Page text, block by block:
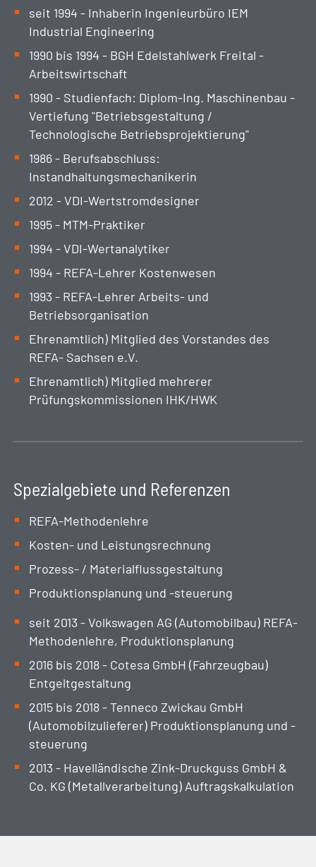
seit 1994 - Inhaberin Ingenieurbüro IEM
Industrial Engineering
1990 bis 1994 - BGH Edelstahlwerk Freital -
Arbeitswirtschaft
1990 - Studienfach: Diplom-Ing. Maschinenbau -
Vertiefung "Betriebsgestaltung /
Technologische Betriebsprojektierung"
1986 - Berufsabschluss:
Instandhaltungsmechanikerin
2012 - VDI-Wertstromdesigner
1995 - MTM-Praktiker
1994 - VDI-Wertanalytiker
1994 - REFA-Lehrer Kostenwesen
1993 - REFA-Lehrer Arbeits- und
Betriebsorganisation
Ehrenamtlich) Mitglied des Vorstandes des
REFA- Sachsen e.V.
Ehrenamtlich) Mitglied mehrerer
Prüfungskommissionen IHK/HWK
Spezialgebiete und Referenzen
REFA-Methodenlehre
Kosten- und Leistungsrechnung
Prozess- / Materialflussgestaltung
Produktionsplanung und -steuerung
seit 2013 - Volkswagen AG (Automobilbau) REFA-
Methodenlehre, Produktionsplanung
2016 bis 2018 - Cotesa GmbH (Fahrzeugbau)
Entgeltgestaltung
2015 bis 2018 - Tenneco Zwickau GmbH
(Automobilzulieferer) Produktionsplanung und -
steuerung
2013 - Havelländische Zink-Druckguss GmbH &
Co. KG (Metallverarbeitung) Auftragskalkulation